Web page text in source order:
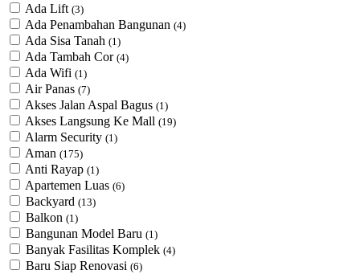
Ada Lift (3)
Ada Penambahan Bangunan (4)
Ada Sisa Tanah (1)
Ada Tambah Cor (4)
Ada Wifi (1)
Air Panas (7)
Akses Jalan Aspal Bagus (1)
Akses Langsung Ke Mall (19)
Alarm Security (1)
Aman (175)
Anti Rayap (1)
Apartemen Luas (6)
Backyard (13)
Balkon (1)
Bangunan Model Baru (1)
Banyak Fasilitas Komplek (4)
Baru Siap Renovasi (6)